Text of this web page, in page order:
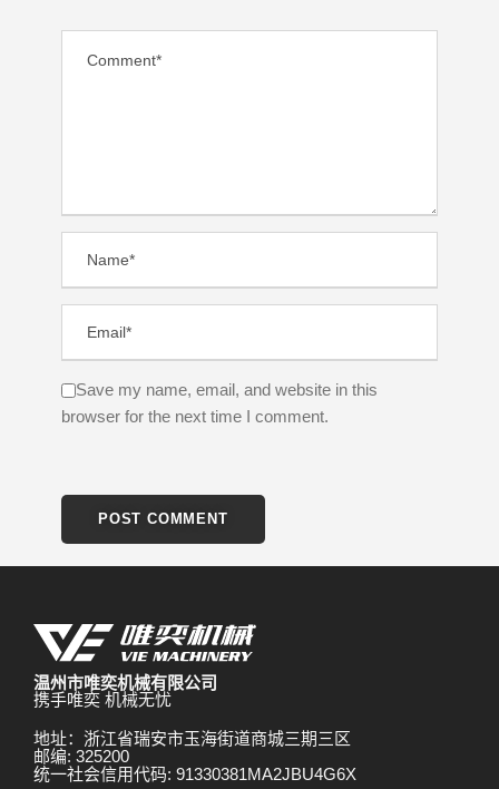
Save my name, email, and website in this
browser for the next time I comment.
温州市唯奕机械有限公司
携手唯奕 机械无忧
地址：浙江省瑞安市玉海街道商城三期三区
邮编: 325200
统一社会信用代码: 91330381MA2JBU4G6X